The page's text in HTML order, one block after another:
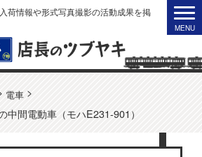
荷情報や形式写真撮影の活動成果を掲
電車 >
中間電動車（モハE231-901）